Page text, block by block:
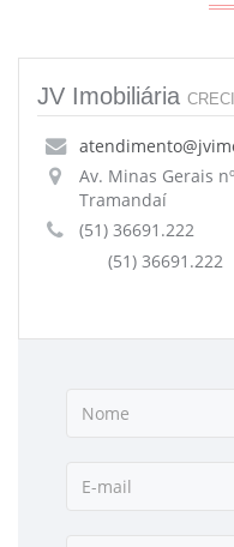
JV Imobiliária
Av. Minas Gerais
Tramandaí
(51) 36691.222
(51) 36691.222